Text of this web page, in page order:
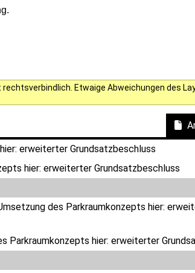
Etwaige Abweichungen des
erweiterter Grundsatzbeschluss
hier: erweiterter Grundsatzbeschluss
des Parkraumkonzepts hier:
Parkraumkonzepts hier: erweiterter